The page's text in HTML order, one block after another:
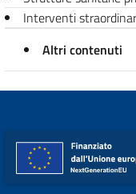
Interventi
Altri contenuti